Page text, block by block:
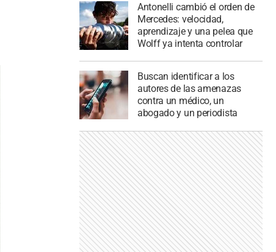
Antonelli cambió el orden de
Mercedes: velocidad,
aprendizaje y una pelea que
Wolff ya intenta controlar
Buscan identificar a los
autores de las amenazas
contra un médico, un
abogado y un periodista